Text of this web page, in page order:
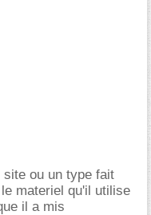
ou un type fait
materiel qu'il utilise
il a mis